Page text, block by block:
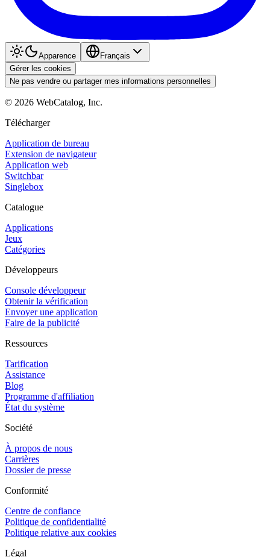
Apparence
Français
Gérer les cookies
Ne pas vendre ou partager mes informations personnelles
© 2026 WebCatalog, Inc.
Télécharger
Application de bureau
Extension de navigateur
Application web
Switchbar
Singlebox
Catalogue
Applications
Jeux
Catégories
Développeurs
Console développeur
Obtenir la vérification
Envoyer une application
Faire de la publicité
Ressources
Tarification
Assistance
Blog
Programme d'affiliation
État du système
Société
À propos de nous
Carrières
Dossier de presse
Conformité
Centre de confiance
Politique de confidentialité
Politique relative aux cookies
Légal